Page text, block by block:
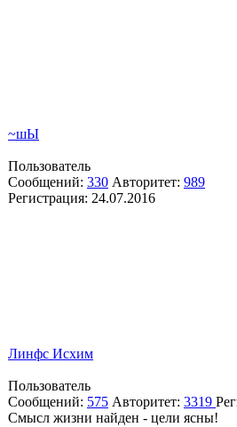
~шЫ
Пользователь
Сообщений: 330 Авторитет: 989
Регистрация: 24.07.2016
Линфс Исхим
Пользователь
Сообщений: 575 Авторитет: 3319
Смысл жизни найден - цели ясны!